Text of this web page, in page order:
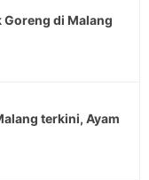
Goreng di Malang
terkini, Ayam